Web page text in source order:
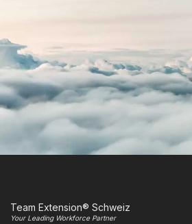
Team Extension® Schweiz
Your Leading Workforce Partner